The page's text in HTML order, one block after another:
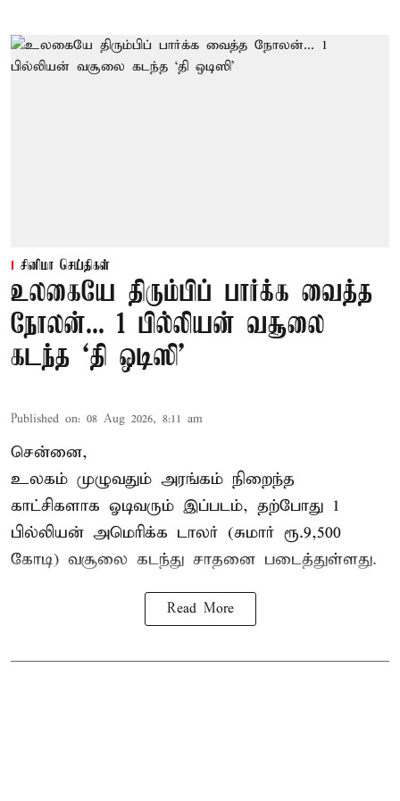
சினிமா செய்திகள்
உலகையே திரும்பிப் பார்க்க வைத்த
நோலன்... 1 பில்லியன் வசூலை
கடந்த ‘தி ஒடிஸி’
Published on: 08 Aug 2026, 8:11 am
சென்னை,
உலகம் முழுவதும் அரங்கம் நிறைந்த
காட்சிகளாக ஓடிவரும் இப்படம், தற்போது 1
பில்லியன் அமெரிக்க டாலர் (சுமார் ரூ.9,500
கோடி) வசூலை கடந்து சாதனை படைத்துள்ளது.
Read More